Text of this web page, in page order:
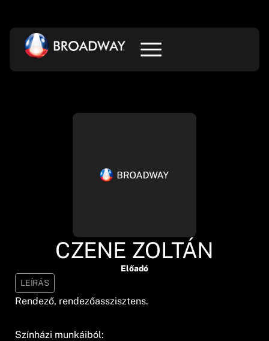
CZENE ZOLTÁN
Előadó
LEÍRÁS
Rendező, rendezőasszisztens.
Színházi munkáiból: